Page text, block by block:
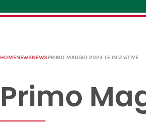
HOMENEWSNEWSPRIMO MAGGIO 2024 LE INIZIATIVE
Primo